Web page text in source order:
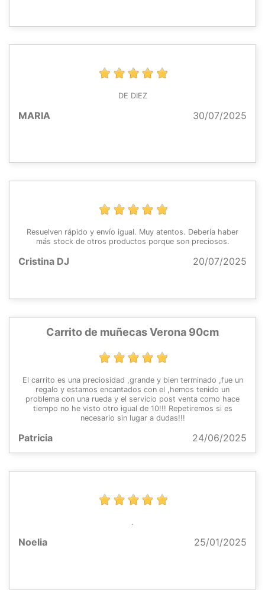
DE DIEZ
MARIA 30/07/2025
Resuelven rápido y envío igual. Muy atentos. Debería haber
más stock de otros productos porque son preciosos.
Cristina DJ 20/07/2025
Carrito de muñecas Verona 90cm
El carrito es una preciosidad ,grande y bien terminado ,fue un
regalo y estamos encantados con el ,hemos tenido un
problema con una rueda y el servicio post venta como hace
tiempo no he visto otro igual de 10!!! Repetiremos si es
necesario sin lugar a dudas!!!
Patricia 24/06/2025
.
Noelia 25/01/2025